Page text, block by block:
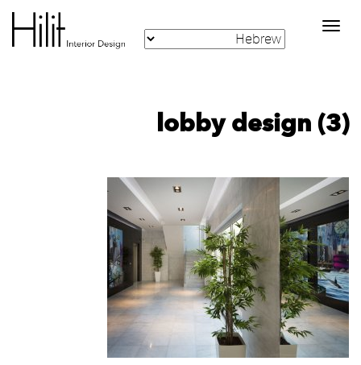
Toggle
navigation
lobby design (3)